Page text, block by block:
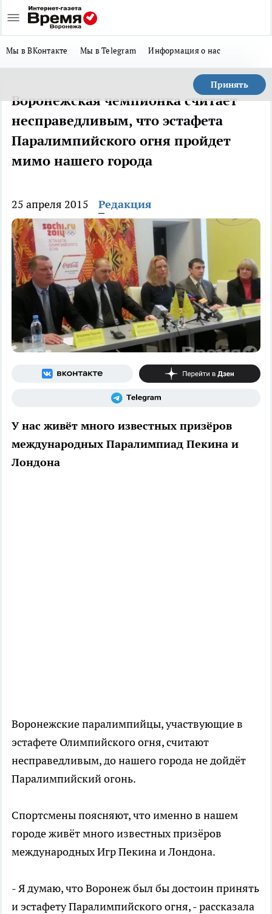
Мы в ВКонтакте Мы в Telegram Информация о нас
Принять
Воронежская чемпионка считает
несправедливым, что эстафета
Паралимпийского огня пройдет
мимо нашего города
25 апреля 2015 Редакция
У нас живёт много известных призёров
международных Паралимпиад Пекина и
Лондона
Воронежские паралимпийцы, участвующие в
эстафете Олимпийского огня, считают
несправедливым, до нашего города не дойдёт
Паралимпийский огонь.
Спортсмены поясняют, что именно в нашем
городе живёт много известных призёров
международных Игр Пекина и Лондона.
- Я думаю, что Воронеж был бы достоин принять
и эстафету Паралимпийского огня, - рассказала